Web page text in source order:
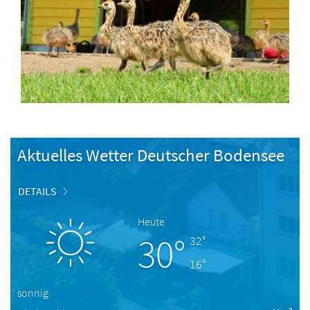
Aktuelles Wetter Deutscher Bodensee
DETAILS
Heute
30° 32°
16°
sonnig